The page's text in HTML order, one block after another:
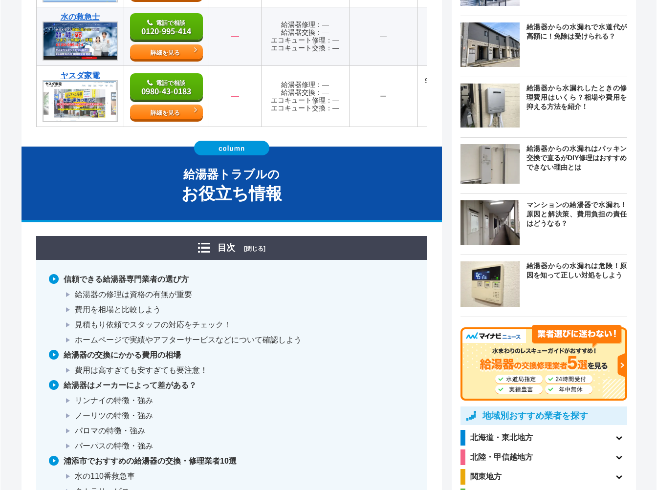
水の救急士
電話で相談
0120-995-414
詳細を見る
―
給湯器修理：―
給湯器交換：―
エコキュート修理：―
エコキュート交換：―
― 最短30分
ヤスダ家電
電話で相談
0980-43-0183
詳細を見る
―
給湯器修理：―
給湯器交換：―
エコキュート修理：―
エコキュート交換：―
ー
9:00～18:00
営業担当：
日曜 店舗：
給湯器トラブルの
お役立ち情報
目次 [閉じる]
信頼できる給湯器専門業者の選び方
給湯器の修理は資格の有無が重要
費用を相場と比較しよう
見積もり依頼でスタッフの対応をチェック！
ホームページで実績やアフターサービスなどについて確認しよう
給湯器の交換にかかる費用の相場
費用は高すぎても安すぎても要注意！
給湯器はメーカーによって差がある？
リンナイの特徴・強み
ノーリツの特徴・強み
パロマの特徴・強み
パーパスの特徴・強み
浦添市でおすすめの給湯器の交換・修理業者10選
水の110番救急車
給湯器からの水漏れで水道代が
高額に！免除は受けられる？
給湯器から水漏れしたときの修
理費用はいくら？相場や費用を
抑える方法を紹介！
給湯器からの水漏れはパッキン
交換で直るがDIY修理はおすすめ
できない理由とは
マンションの給湯器で水漏れ！
原因と解決策、費用負担の責任
はどうなる？
給湯器からの水漏れは危険！原
因を知って正しい対処をしよう
地域別おすすめ業者を探す
北海道・東北地方
北陸・甲信越地方
関東地方